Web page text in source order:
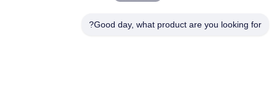
درباره ما
Good day, what product are you looking for?